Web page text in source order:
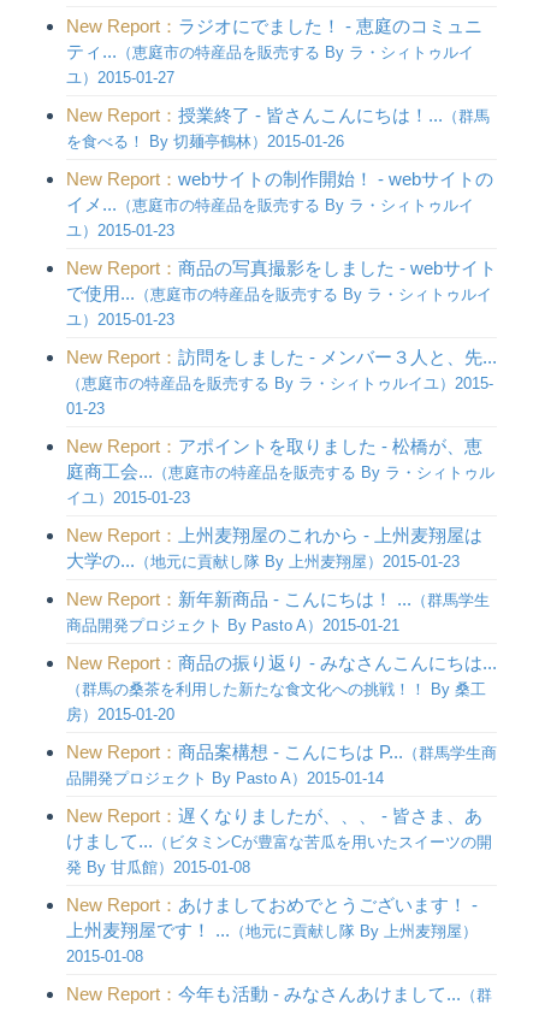
New Report： ラジオにでました！ - 恵庭のコミュニ
ティ... （恵庭市の特産品を販売する By ラ・シィトゥルイ
ユ）2015-01-27
New Report： 授業終了 - 皆さんこんにちは！... （群馬
を食べる！ By 切麺亭鶴林）2015-01-26
New Report： webサイトの制作開始！ - webサイトの
イメ... （恵庭市の特産品を販売する By ラ・シィトゥルイ
ユ）2015-01-23
New Report： 商品の写真撮影をしました - webサイト
で使用... （恵庭市の特産品を販売する By ラ・シィトゥルイ
ユ）2015-01-23
New Report： 訪問をしました - メンバー３人と、先...
（恵庭市の特産品を販売する By ラ・シィトゥルイユ）2015-
01-23
New Report： アポイントを取りました - 松橋が、恵
庭商工会... （恵庭市の特産品を販売する By ラ・シィトゥル
イユ）2015-01-23
New Report：
上州麦翔屋のこれから - 上州麦翔屋は
大学の... （地元に貢献し隊 By 上州麦翔屋）2015-01-23
New Report： 新年新商品 - こんにちは！ ... （群馬学生
商品開発プロジェクト By Pasto A）2015-01-21
New Report： 商品の振り返り - みなさんこんにちは...
（群馬の桑茶を利用した新たな食文化への挑戦！！ By 桑工
房）2015-01-20
New Report： 商品案構想 - こんにちは P... （群馬学生商
品開発プロジェクト By Pasto A）2015-01-14
New Report： 遅くなりましたが、、、 - 皆さま、あ
けまして... （ビタミンCが豊富な苦瓜を用いたスイーツの開
発 By 甘瓜館）2015-01-08
New Report： あけましておめでとうございます！ -
上州麦翔屋です！ ... （地元に貢献し隊 By 上州麦翔屋）
2015-01-08
New Report： 今年も活動 - みなさんあけまして... （群